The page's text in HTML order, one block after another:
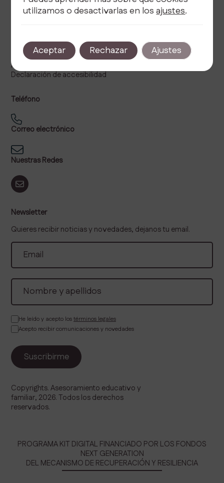
Política de privacidad
Política de cookies
Aviso legal
Declaración de accesibilidad
Teléfono
Correo electrónico
Nuestras Redes
Newsletter
Quieres recibir noticias y novedades, dejanos tu email.
He leído y acepto lostérminos legales
Acepto recibir comunicaciones y novedades
Copyrights. Asesoramiento educativo y
familiar, 2026. Todos los derechos
reservados.
PROGRAMA KIT DIGITAL FINANCIADO POR LOS FONDOS
NEXT GENERATION
DEL MECANISMO DE RECUPERACIÓN Y RESILIENCIA
utilizamos o desactivarlas en losajustes.
Aceptar Rechazar Ajustes